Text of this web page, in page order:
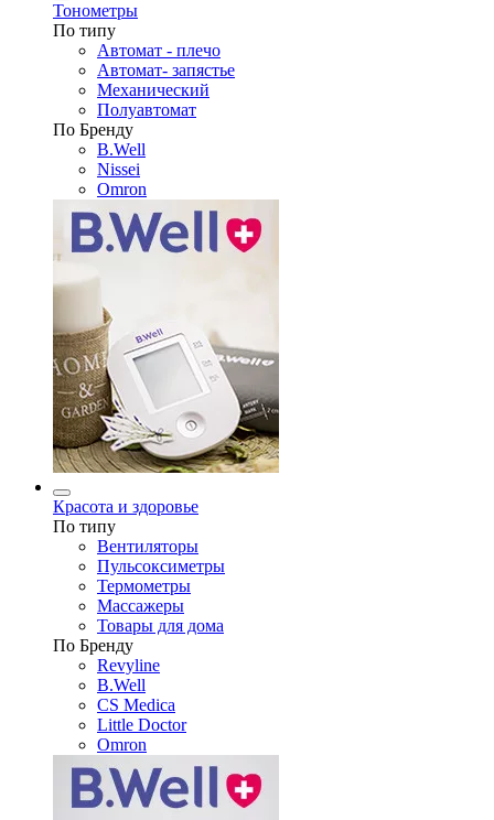
Тонометры
По типу
Автомат - плечо
Автомат- запястье
Механический
Полуавтомат
По Бренду
B.Well
Nissei
Omron
Красота и здоровье
По типу
Вентиляторы
Пульсоксиметры
Термометры
Массажеры
Товары для дома
По Бренду
Revyline
B.Well
CS Medica
Little Doctor
Omron